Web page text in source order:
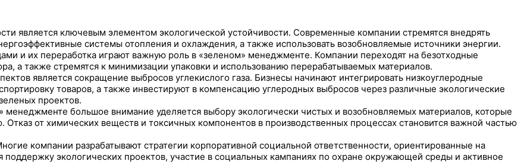
является ключевым элементом экологической устойчивости. Современные компании стремятся внедрять
системы отопления и охлаждения, а также использовать возобновляемые источники энергии.
и их переработка играют важную роль в «зеленом» менеджменте. Компании переходят на безотходные
а также стремятся к минимизации упаковки и использованию перерабатываемых материалов.
является сокращение выбросов углекислого газа. Бизнесы начинают интегрировать низкоуглеродные
товаров, а также инвестируют в компенсацию углеродных выбросов через различные экологические
проектов.
менеджменте большое внимание уделяется выбору экологически чистых и возобновляемых материалов, которые
от химических веществ и токсичных компонентов в производственных процессах становится важной частью
компании разрабатывают стратегии корпоративной социальной ответственности, ориентированные на
экологических проектов, участие в социальных кампаниях по охране окружающей среды и активное